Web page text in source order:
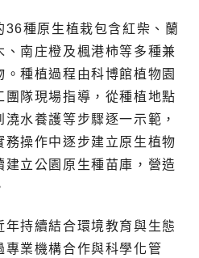
36種原生植栽包含紅柴、蘭
、南庄橙及楓港柿等多種兼
種植過程由科博館植物園
隊現場指導，從種植地點
水養護等步驟逐一示範，
操作中逐步建立原生植物
立公園原生種苗庫，營造
持續結合環境教育與生態
業機構合作與科學化管